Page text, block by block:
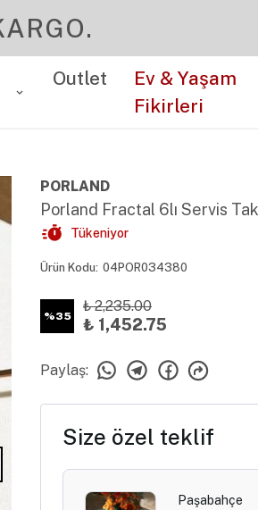
Outlet
Ev & Yaşam
Fikirleri
PORLAND
Porland Fractal 6lı Servis
Tükeniyor
Ürün Kodu: 04POR034380
%35
₺ 2,235.00
₺ 1,452.75
Paylaş:
Size özel teklif
Paşabahçe